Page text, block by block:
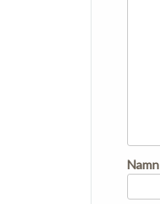
Namn